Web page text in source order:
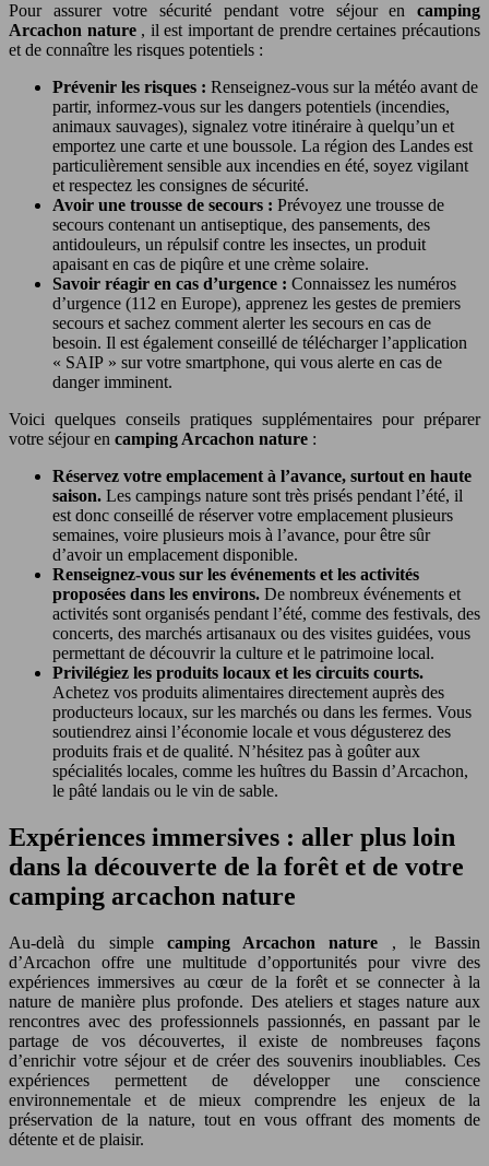
Pour assurer votre sécurité pendant votre séjour en camping
Arcachon nature , il est important de prendre certaines précautions
et de connaître les risques potentiels :
Prévenir les risques : Renseignez-vous sur la météo avant de
partir, informez-vous sur les dangers potentiels (incendies,
animaux sauvages), signalez votre itinéraire à quelqu’un et
emportez une carte et une boussole. La région des Landes est
particulièrement sensible aux incendies en été, soyez vigilant
et respectez les consignes de sécurité.
Avoir une trousse de secours : Prévoyez une trousse de
secours contenant un antiseptique, des pansements, des
antidouleurs, un répulsif contre les insectes, un produit
apaisant en cas de piqûre et une crème solaire.
Savoir réagir en cas d’urgence : Connaissez les numéros
d’urgence (112 en Europe), apprenez les gestes de premiers
secours et sachez comment alerter les secours en cas de
besoin. Il est également conseillé de télécharger l’application
« SAIP » sur votre smartphone, qui vous alerte en cas de
danger imminent.
Voici quelques conseils pratiques supplémentaires pour préparer
votre séjour en camping Arcachon nature :
Réservez votre emplacement à l’avance, surtout en haute
saison. Les campings nature sont très prisés pendant l’été, il
est donc conseillé de réserver votre emplacement plusieurs
semaines, voire plusieurs mois à l’avance, pour être sûr
d’avoir un emplacement disponible.
Renseignez-vous sur les événements et les activités
proposées dans les environs. De nombreux événements et
activités sont organisés pendant l’été, comme des festivals, des
concerts, des marchés artisanaux ou des visites guidées, vous
permettant de découvrir la culture et le patrimoine local.
Privilégiez les produits locaux et les circuits courts.
Achetez vos produits alimentaires directement auprès des
producteurs locaux, sur les marchés ou dans les fermes. Vous
soutiendrez ainsi l’économie locale et vous dégusterez des
produits frais et de qualité. N’hésitez pas à goûter aux
spécialités locales, comme les huîtres du Bassin d’Arcachon,
le pâté landais ou le vin de sable.
Expériences immersives : aller plus loin
dans la découverte de la forêt et de votre
camping arcachon nature
Au-delà du simple camping Arcachon nature , le Bassin
d’Arcachon offre une multitude d’opportunités pour vivre des
expériences immersives au cœur de la forêt et se connecter à la
nature de manière plus profonde. Des ateliers et stages nature aux
rencontres avec des professionnels passionnés, en passant par le
partage de vos découvertes, il existe de nombreuses façons
d’enrichir votre séjour et de créer des souvenirs inoubliables. Ces
expériences permettent de développer une conscience
environnementale et de mieux comprendre les enjeux de la
préservation de la nature, tout en vous offrant des moments de
détente et de plaisir.